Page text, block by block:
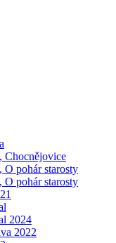
Chocnějovice
O pohár starosty
O pohár starosty
2024
2022